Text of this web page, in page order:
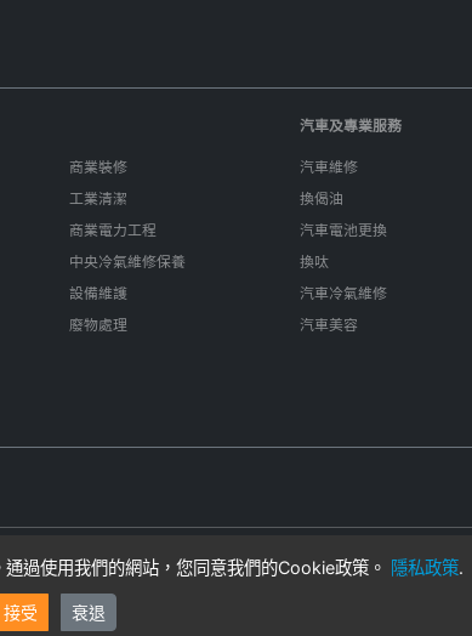
商業裝修
工業清潔
商業電力工程
中央冷氣維修保養
設備維護
廢物處理
汽車及專業服務
汽車維修
換偈油
汽車電池更換
換呔
汽車冷氣維修
汽車美容
異。SIFU24不直接提供服務，而是連接客戶與獨立專業人士。
過使用我們的網站，您同意我們的Cookie政策。 隱私政策.
接受 衰退